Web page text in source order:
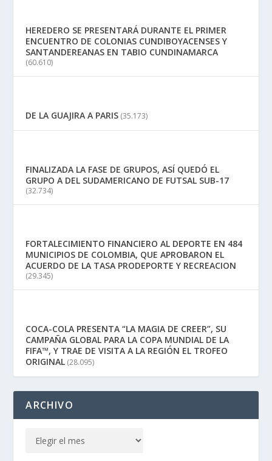
HEREDERO SE PRESENTARÁ DURANTE EL PRIMER
ENCUENTRO DE COLONIAS CUNDIBOYACENSES Y
SANTANDEREANAS EN TABIO CUNDINAMARCA
(60.610)
DE LA GUAJIRA A PARIS (35.173)
FINALIZADA LA FASE DE GRUPOS, ASÍ QUEDÓ EL
GRUPO A DEL SUDAMERICANO DE FUTSAL SUB-17
(32.734)
FORTALECIMIENTO FINANCIERO AL DEPORTE EN 484
MUNICIPIOS DE COLOMBIA, QUE APROBARON EL
ACUERDO DE LA TASA PRODEPORTE Y RECREACION
(29.345)
COCA-COLA PRESENTA “LA MAGIA DE CREER”, SU
CAMPAÑA GLOBAL PARA LA COPA MUNDIAL DE LA
FIFA™, Y TRAE DE VISITA A LA REGIÓN EL TROFEO
ORIGINAL (28.095)
ARCHIVO